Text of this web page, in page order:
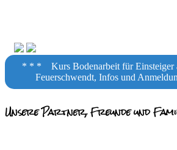
Training
* * * Kurs Bodenarbeit für Einsteiger
Feuerschwendt, Infos und
Unsere Partner, Freunde und